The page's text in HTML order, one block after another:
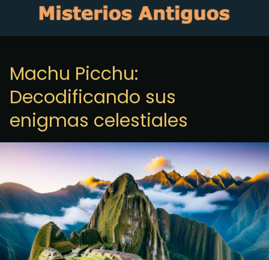
Machu Picchu:
Decodificando sus
enigmas celestiales